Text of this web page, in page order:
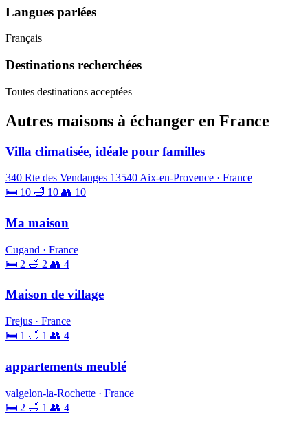
Langues parlées
Français
Destinations recherchées
Toutes destinations acceptées
Autres maisons à échanger en France
Villa climatisée, idéale pour familles
340 Rte des Vendanges 13540 Aix-en-Provence · France
🛏 10 🛁 10 👥 10
Ma maison
Cugand · France
🛏 2 🛁 2 👥 4
Maison de village
Frejus · France
🛏 1 🛁 1 👥 4
appartements meublé
valgelon-la-Rochette · France
🛏 2 🛁 1 👥 4